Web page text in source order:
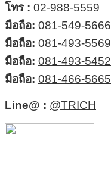
โทร : 02-988-5559
มือถือ: 081-549-5666
มือถือ: 081-493-5569
มือถือ: 081-493-5452
มือถือ: 081-466-5665
Line@ : @TRICH